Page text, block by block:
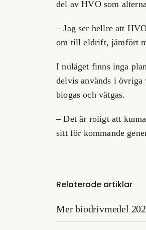
del av HVO som
– Jag ser hellre att
om till eldrift, jämfört
I nuläget finns inga
delvis används i övriga
biogas och vätgas.
– Det är roligt att
sitt för kommande
Relaterade artiklar
Mer biodrivmedel